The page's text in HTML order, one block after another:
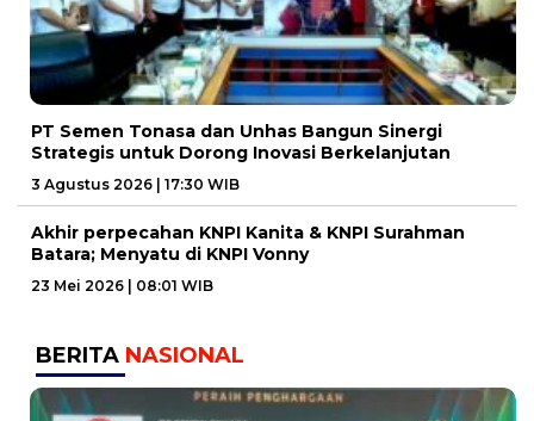
PT Semen Tonasa dan Unhas Bangun Sinergi
Strategis untuk Dorong Inovasi Berkelanjutan
3 Agustus 2026 | 17:30 WIB
Akhir perpecahan KNPI Kanita & KNPI Surahman
Batara; Menyatu di KNPI Vonny
23 Mei 2026 | 08:01 WIB
BERITA NASIONAL